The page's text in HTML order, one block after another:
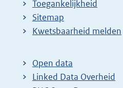
Toegankelijkheid
Sitemap
E
t
e
Kwetsbaarheid melden
Open data
Linked Data Overheid